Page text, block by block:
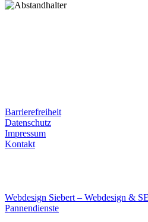
Barrierefreiheit
Datenschutz
Impressum
Kontakt
Webdesign Siebert – Webdesign &
Pannendienste